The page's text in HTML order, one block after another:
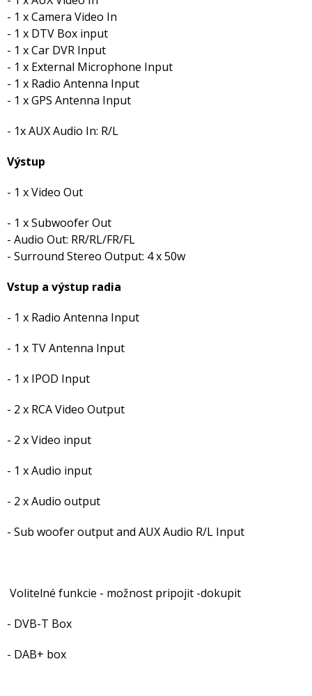
- 1 x Camera Video In
- 1 x DTV Box input
- 1 x Car DVR Input
- 1 x External Microphone Input
- 1 x Radio Antenna Input
- 1 x GPS Antenna Input
- 1x AUX Audio In: R/L
Výstup
- 1 x Video Out
- 1 x Subwoofer Out
- Audio Out: RR/RL/FR/FL
- Surround Stereo Output: 4 x 50w
Vstup a výstup radia
- 1 x Radio Antenna Input
- 1 x TV Antenna Input
- 1 x IPOD Input
- 2 x RCA Video Output
- 2 x Video input
- 1 x Audio input
- 2 x Audio output
- Sub woofer output and AUX Audio R/L Input
Volitelné funkcie - možnost pripojit -dokupit
- DVB-T Box
- DAB+ box